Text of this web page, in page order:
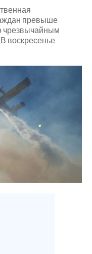
превыше
чрезвычайным
воскресенье